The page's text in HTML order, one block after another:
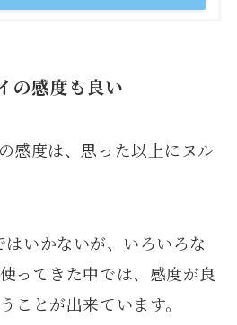
の感度も良い
感度は、思った以上にヌル
いかないが、いろいろな
ってきた中では、感度が良
ことが出来ています。